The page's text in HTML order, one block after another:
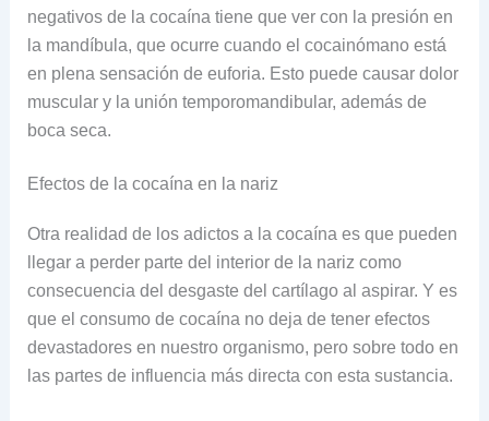
negativos de la cocaína tiene que ver con la presión en
la mandíbula, que ocurre cuando el cocainómano está
en plena sensación de euforia. Esto puede causar dolor
muscular y la unión temporomandibular, además de
boca seca.
Efectos de la cocaína en la nariz
Otra realidad de los adictos a la cocaína es que pueden
llegar a perder parte del interior de la nariz como
consecuencia del desgaste del cartílago al aspirar. Y es
que el consumo de cocaína no deja de tener efectos
devastadores en nuestro organismo, pero sobre todo en
las partes de influencia más directa con esta sustancia.